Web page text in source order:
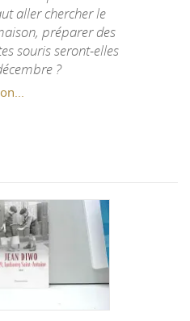
aller chercher le
préparer des
souris seront-elles
?